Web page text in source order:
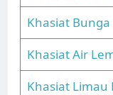
Khasiat
Khasiat Air
Khasiat Limau